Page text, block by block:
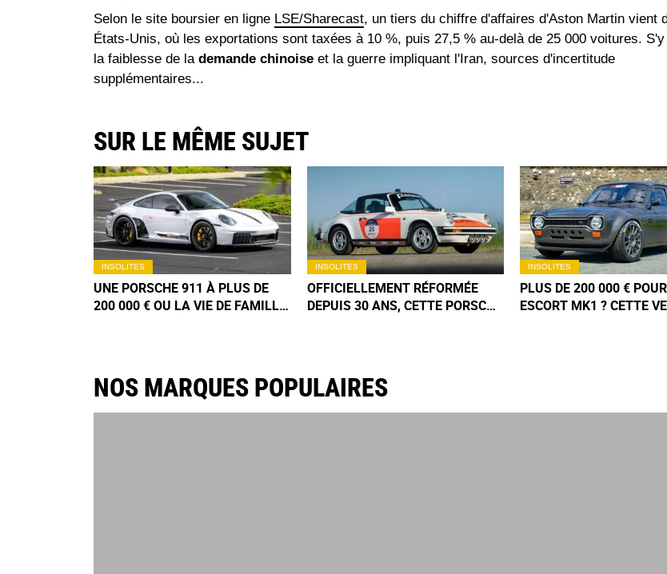
Selon le site boursier en ligne LSE/Sharecast, un tiers du chiffre d'affaires d'Aston Martin vient
États-Unis, où les exportations sont taxées à 10 %, puis 27,5 % au-delà de 25 000 voitures.
la faiblesse de la demande chinoise et la guerre impliquant l'Iran, sources d'incertitude
supplémentaires...
SUR LE MÊME SUJET
INSOLITES
UNE PORSCHE 911 À PLUS DE
200 000 € OU LA VIE DE FAMILLE
INSOLITES
OFFICIELLEMENT RÉFORMÉE
DEPUIS 30 ANS, CETTE PORSCHE
INSOLITES
PLUS DE 200 000 €
ESCORT MK1 ? CETTE
NOS MARQUES POPULAIRES